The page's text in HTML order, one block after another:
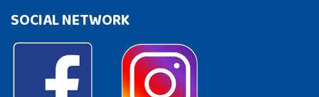
SOCIAL NETWORK